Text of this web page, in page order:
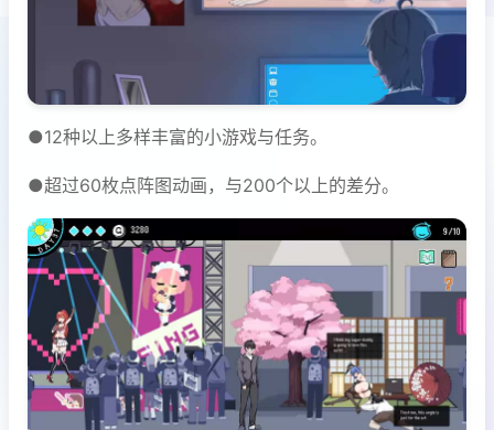
●12种以上多样丰富的小游戏与任务。
●超过60枚点阵图动画，与200个以上的差分。